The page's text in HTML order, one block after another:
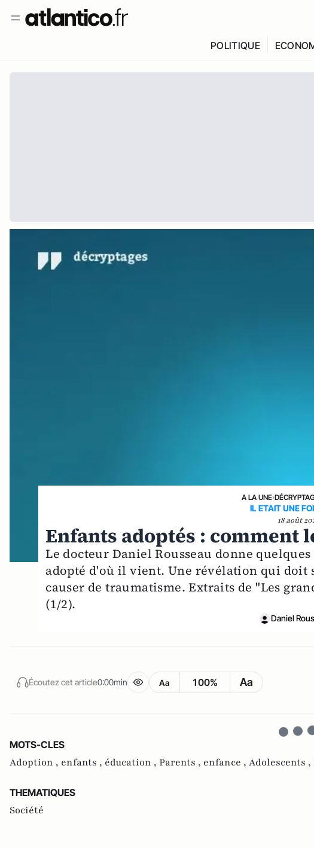
POLITIQUE
A LA UNE›
IL ETAIT UNE
18 août
Enfants adoptés : comment
Le docteur Daniel Rousseau donne
adopté d'où il vient. Une révélation qui doit
causer de traumatisme. Extraits de "Les
(1/2).
Daniel
Écoutez cet article0:00min Aa 100% Aa
MOTS-CLES
Adoption , enfants , éducation , Parents , enfance , Adolescents ,
THEMATIQUES
Société